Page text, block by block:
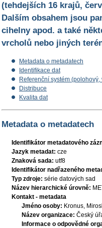
(tehdejších 16 krajů,
Dalším obsahem jsou
cihelny apod. a také
vrcholů nebo jiných
Metadata o metadatech
Identifikace dat
Referenční systém
Distribuce
Kvalita dat
Metadata o metadatech
Identifikátor metadatového
Jazyk metadat: cze
Znaková sada: utf8
Identifikátor nadřazeného
Typ zdroje: série datových sad
Název hierarchické úrovně:
Kontakt - metadata
Jméno osoby: Kronus,
Název organizace: Český
Informace o odpovědné